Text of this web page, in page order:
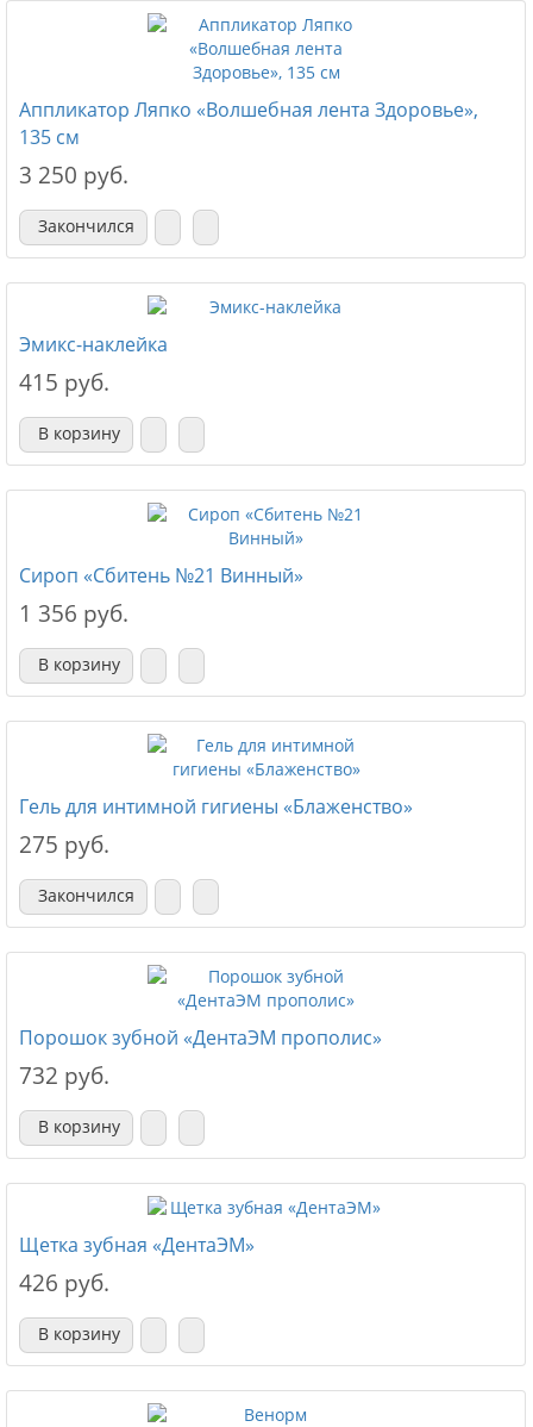
Аппликатор Ляпко «Волшебная лента Здоровье»,
135 см
3 250 руб.
Закончился
Эмикс-наклейка
415 руб.
В корзину
Сироп «Сбитень №21 Винный»
1 356 руб.
В корзину
Гель для интимной гигиены «Блаженство»
275 руб.
Закончился
Порошок зубной «ДентаЭМ прополис»
732 руб.
В корзину
Щетка зубная «ДентаЭМ»
426 руб.
В корзину